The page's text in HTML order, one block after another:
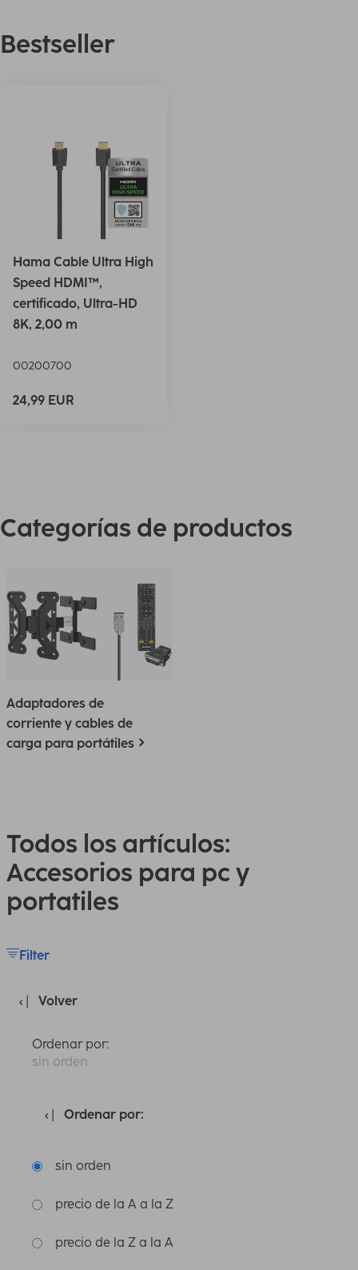
Bestseller
Hama Cable Ultra High
Speed HDMI™,
certificado, Ultra-HD
8K, 2,00 m
00200700
24,99 EUR
Categorías de productos
Adaptadores de
corriente y cables de
carga para portátiles
Todos los artículos:
Accesorios para pc y
portatiles
Filter
Volver
Ordenar por:
sin orden
Ordenar por:
sin orden
precio de la A a la Z
precio de la Z a la A